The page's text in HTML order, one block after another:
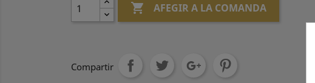
 AFEGIR A LA COMANDA
Compartir